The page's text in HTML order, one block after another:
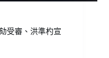
受審、洪準杓宣